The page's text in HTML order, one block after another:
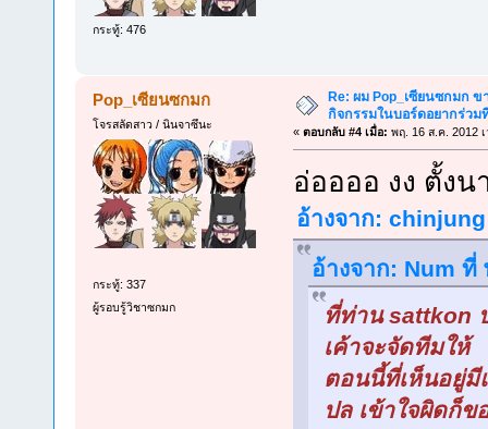
กระทู้: 476
Pop_เซียนซกมก
โจรสลัดสาว / นินจาซึนะ
กระทู้: 337
ผู้รอบรู้วิชาซกมก
Re: ผม Pop_เซียนซกมก
กิจกรรมในบอร์ดอยากร่วม
« ตอบกลับ #4 เมื่อ: พฤ. 16 ส.ค. 2012
อ่ออออ งง ตั้งน
อ้างจาก:
อ้างจาก: Num ที่
ที่ท่าน sattkon
เค้าจะจัดทีมให้
ตอนนี้ที่เห็นอยู่มี
ปล เข้าใจผิดก็ข